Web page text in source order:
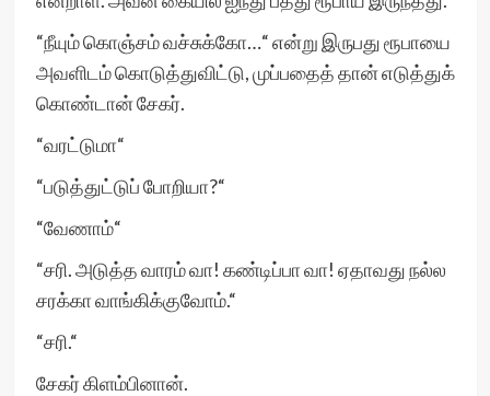
“நீயும் கொஞ்சம் வச்சுக்கோ…“ என்று இருபது ரூபாயை
அவளிடம் கொடுத்துவிட்டு, முப்பதைத் தான் எடுத்துக்
கொண்டான் சேகர்.
“வரட்டுமா“
“படுத்துட்டுப் போறியா?“
“வேணாம்“
“சரி. அடுத்த வாரம் வா! கண்டிப்பா வா! ஏதாவது நல்ல
சரக்கா வாங்கிக்குவோம்.“
“சரி.“
சேகர் கிளம்பினான்.